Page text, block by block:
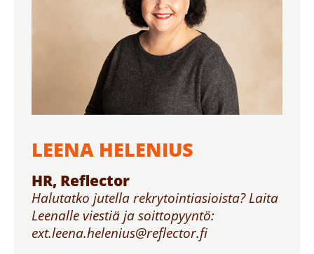
LEENA HELENIUS
HR, Reflector
Halutatko jutella rekrytointiasioista? Laita
Leenalle viestiä ja soittopyyntö:
ext.leena.helenius@reflector.fi